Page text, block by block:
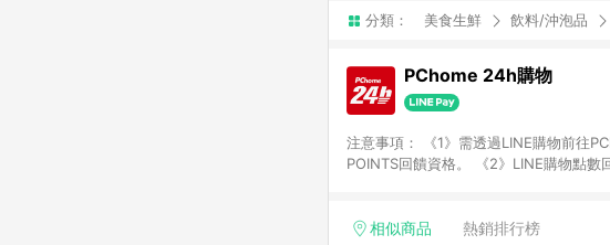
分類： 美食生鮮 飲料/沖泡品
PChome 24h購物
注意事項： 《1》需透過LINE購物前往
POINTS回饋資格。 《2》LINE購物點
PChome儲值商品、企業專區/企業採購
相似商品 熱銷排行榜